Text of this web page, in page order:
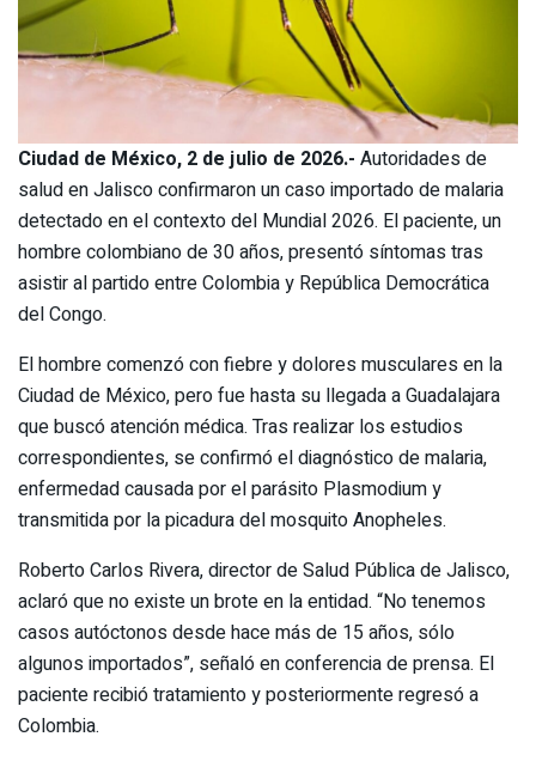
Ciudad de México, 2 de julio de 2026.- Autoridades de
salud en Jalisco confirmaron un caso importado de malaria
detectado en el contexto del Mundial 2026. El paciente, un
hombre colombiano de 30 años, presentó síntomas tras
asistir al partido entre Colombia y República Democrática
del Congo.
El hombre comenzó con fiebre y dolores musculares en la
Ciudad de México, pero fue hasta su llegada a Guadalajara
que buscó atención médica. Tras realizar los estudios
correspondientes, se confirmó el diagnóstico de malaria,
enfermedad causada por el parásito Plasmodium y
transmitida por la picadura del mosquito Anopheles.
Roberto Carlos Rivera, director de Salud Pública de Jalisco,
aclaró que no existe un brote en la entidad. “No tenemos
casos autóctonos desde hace más de 15 años, sólo
algunos importados”, señaló en conferencia de prensa. El
paciente recibió tratamiento y posteriormente regresó a
Colombia.